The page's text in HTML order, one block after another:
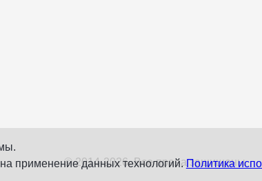
применение данных технологий.Политика
© 2014-2026. Все права защищены